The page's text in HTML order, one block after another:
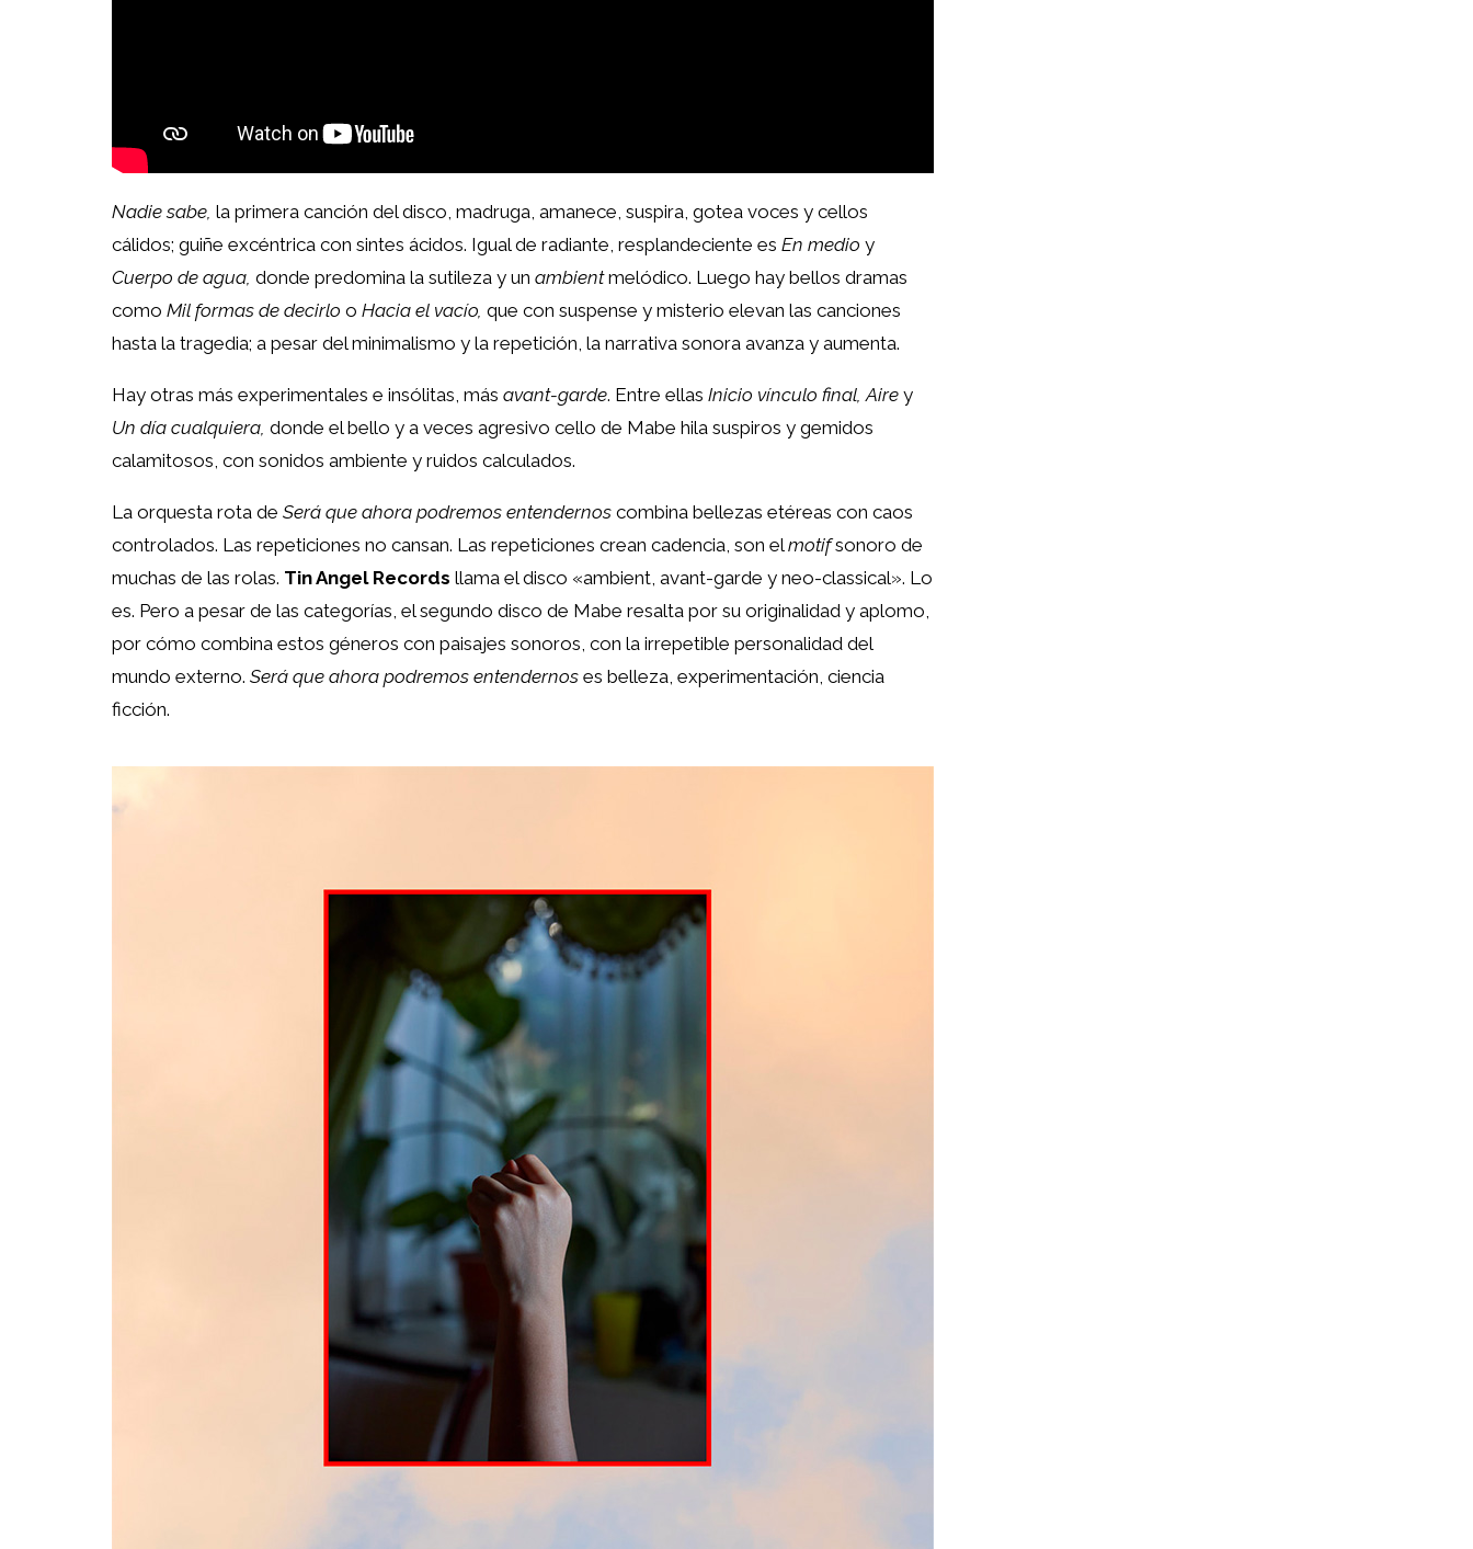
Nadie sabe, la primera canción del disco, madruga, amanece, suspira, gotea voces y cellos
cálidos; guiñe excéntrica con sintes ácidos. Igual de radiante, resplandeciente es En medio y
Cuerpo de agua, donde predomina la sutileza y un ambientmelódico. Luego hay bellos dramas
como Mil formas de decirlo o Hacia el vacío, que con suspense y misterio elevan las canciones
hasta la tragedia; a pesar del minimalismo y la repetición, la narrativa sonora avanza y aumenta.
Hay otras más experimentales e insólitas, más avant-garde. Entre ellas Inicio vínculo final, Aire y
Un día cualquiera, donde el bello y a veces agresivo cello de Mabe hila suspiros y gemidos
calamitosos, con sonidos ambiente y ruidos calculados.
La orquesta rota de Será que ahora podremos entendernos combina bellezas etéreas con caos
controlados. Las repeticiones no cansan. Las repeticiones crean cadencia, son elmotifsonoro de
muchas de las rolas. Tin Angel Records llama el disco «ambient, avant-garde y neo-classical». Lo
es. Pero a pesar de las categorías, el segundo disco de Mabe resalta por su originalidad y aplomo,
por cómo combina estos géneros con paisajes sonoros, con la irrepetible personalidad del
mundo externo. Será que ahora podremos entendernos es belleza, experimentación, ciencia
ficción.